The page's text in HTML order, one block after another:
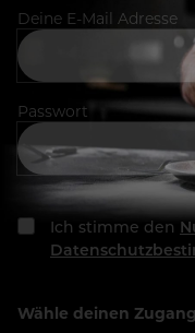
Deine E-Mail Adresse
Passwort
Ich stimme den
Wähle deinen